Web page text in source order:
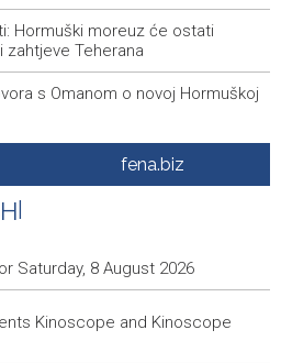
Hormuški moreuz će ostati
zahtjeve Teherana
s Omanom o novoj Hormuškoj
večeras se zatvara
Travnik 2026'
pronađene kosti, vještaci
37 ekipa iz četiri države
utopio se muškarac
fena.biz
Saturday, 8 August 2026
Kinoscope and Kinoscope